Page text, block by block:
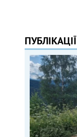
ПУБЛІКАЦІЇ